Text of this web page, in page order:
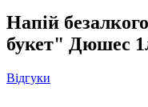
Напій
букет" Дюшес
Відгуки